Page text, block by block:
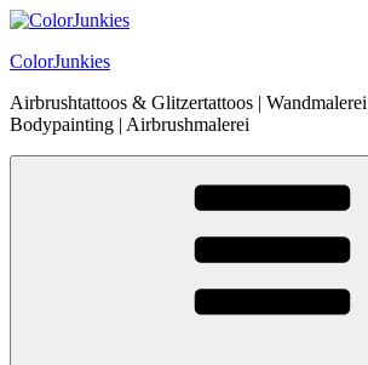
Zum
springen
ColorJunkies
Airbrushtattoos & Glitzertattoos |
Bodypainting | Airbrushmalerei